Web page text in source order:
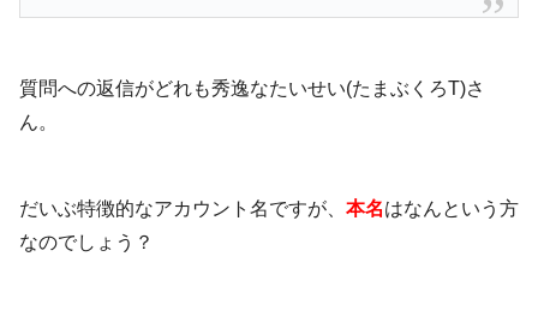
質問への返信がどれも秀逸なたいせい(たまぶくろT)さ
ん。
だいぶ特徴的なアカウント名ですが、 本名はなんという方
なのでしょう？